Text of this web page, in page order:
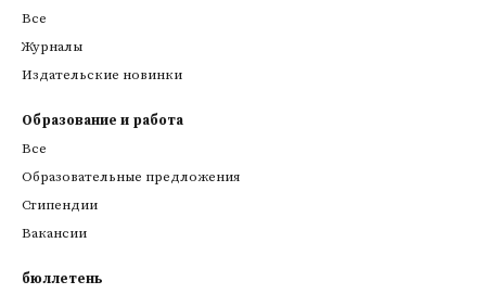
Все
Журналы
Издательские новинки
Образование и работа
Все
Образовательные предложения
Стипендии
Вакансии
бюллетень